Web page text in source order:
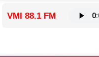
VMI 88.1 FM